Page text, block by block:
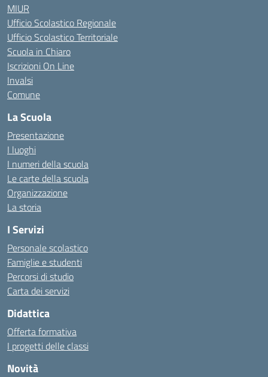
MIUR
Ufficio Scolastico Regionale
Ufficio Scolastico Territoriale
Scuola in Chiaro
Iscrizioni On Line
Invalsi
Comune
La Scuola
Presentazione
I luoghi
I numeri della scuola
Le carte della scuola
Organizzazione
La storia
I Servizi
Personale scolastico
Famiglie e studenti
Percorsi di studio
Carta dei servizi
Didattica
Offerta formativa
I progetti delle classi
Novità